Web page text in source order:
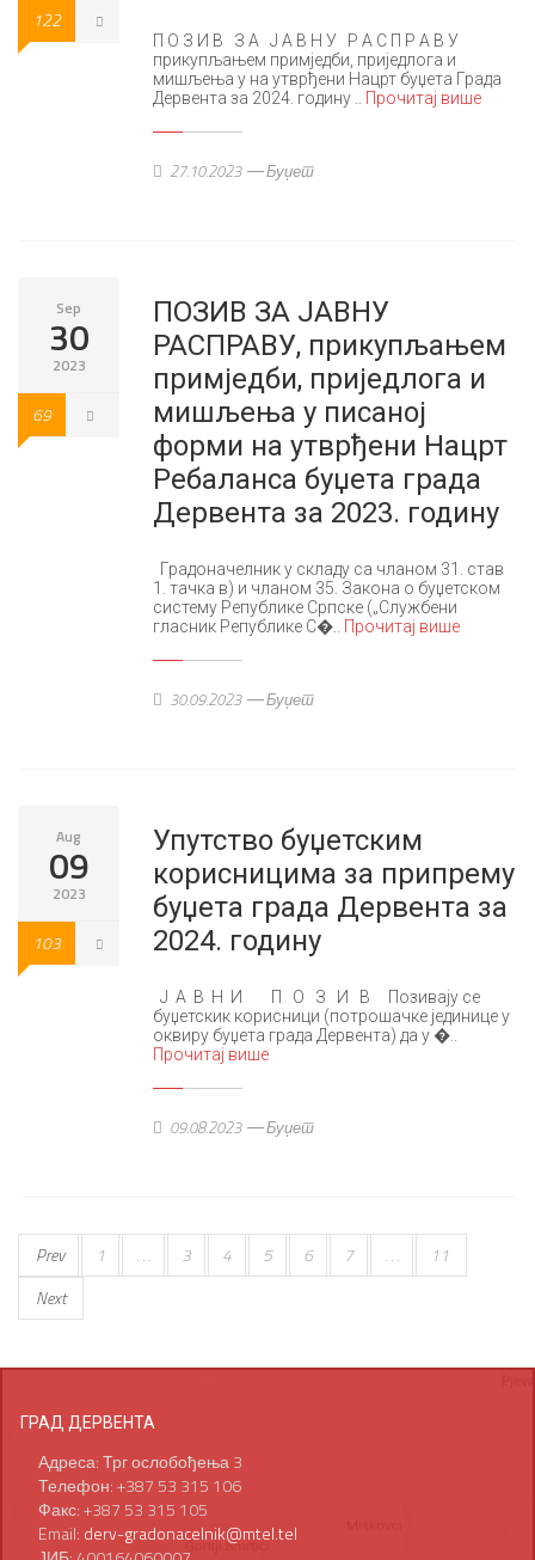
122
П О З И В З А Ј А В Н У Р А С П Р А В У
прикупљањем примједби, приједлога и
мишљења у на утврђени Нацрт буџета Града
Дервента за 2024. годину ..
Прочитај више
27.10.2023 Буџет
Sep
30
2023
69
ПОЗИВ ЗА ЈАВНУ
РАСПРАВУ, прикупљањем
примједби, приједлога и
мишљења у писаној
форми на утврђени Нацрт
Ребаланса буџета града
Дервента за 2023. годину
Градоначелник у складу са чланом 31. став
1. тачка в) и чланом 35. Закона о буџетском
систему Републике Српске („Службени
гласник Републике С�..
Прочитај више
30.09.2023 Буџет
Aug
09
2023
103
Упутство буџетским
корисницима за припрему
буџета града Дервента за
2024. годину
Ј А В Н И П О З И В Позивају се
буџетскик корисници (потрошачке јединице у
оквиру буџета града Дервента) да у �..
Прочитај више
09.08.2023 Буџет
Prev 1 . . . 3 4 5 6 7 . . .
11
Next
ГРАД ДЕРВЕНТА
Адреса: Трг ослобођења 3
Телефон: +387 53 315 106
Факс: +387 53 315 105
Email: derv-gradonacelnik@mtel.tel